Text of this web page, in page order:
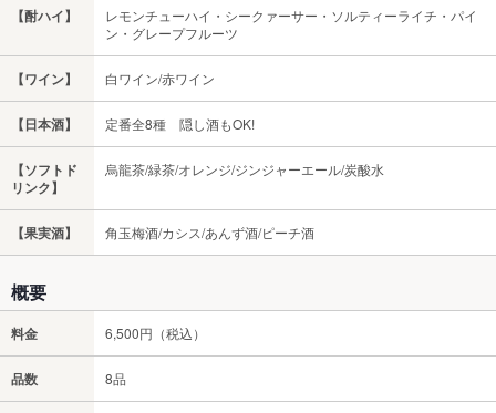
【酎ハイ】
レモンチューハイ・シークァーサー・ソルティーライチ・パイ
ン・グレープフルーツ
【ワイン】 白ワイン/赤ワイン
【日本酒】 定番全8種 隠し酒もOK!
【ソフトド
リンク】
烏龍茶/緑茶/オレンジ/ジンジャーエール/炭酸水
【果実酒】 角玉梅酒/カシス/あんず酒/ピーチ酒
概要
料金 6,500円（税込）
品数 8品